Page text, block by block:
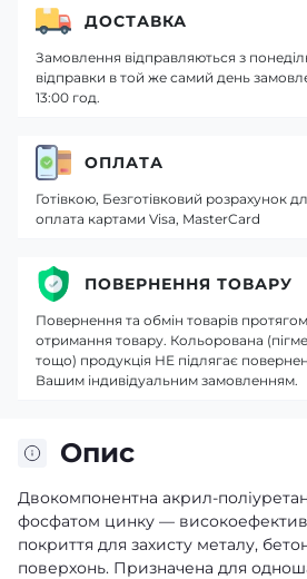
Опис
Двокомпонентна акрил-
фосфатом цинку —
покриття для захисту металу,
поверхонь. Призначена для
ДОСТАВКА
Замовлення відправляються з
відправки в той же самий день
13:00 год.
ОПЛАТА
Готівкою, Безготівковий розрахунок
оплата картами Visa, MasterCard
ПОВЕРНЕННЯ ТОВАРУ
Повернення та обмін товарів протягом
отримання товару. Кольорована
тощо) продукція НЕ підлягає
Вашим індивідуальним замовленням.